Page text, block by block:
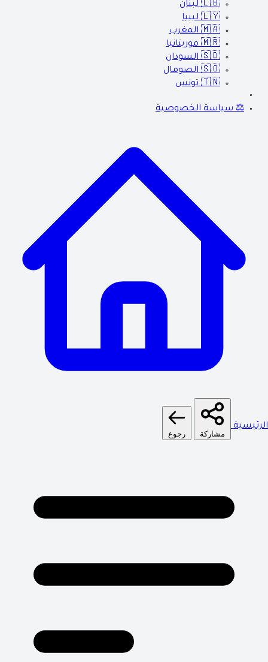
🇱🇧 لبنان
🇱🇾 ليبيا
🇲🇦 المغرب
🇲🇷 موريتانيا
🇸🇩 السودان
🇸🇴 الصومال
🇹🇳 تونس
⚖️ سياسة الخصوصية
الرئيسية
مشاركة رجوع